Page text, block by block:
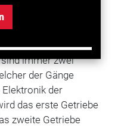
die Schaltpausen
und
immer zwei
der Gänge
der
das erste Getriebe
zweite Getriebe